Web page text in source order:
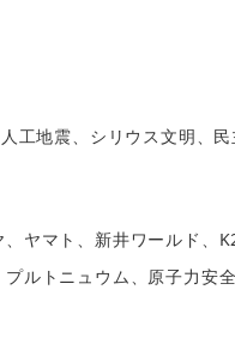
工地震、シリウス文明、
、ヤマト、新井ワールド、
ルトニュウム、原子力安